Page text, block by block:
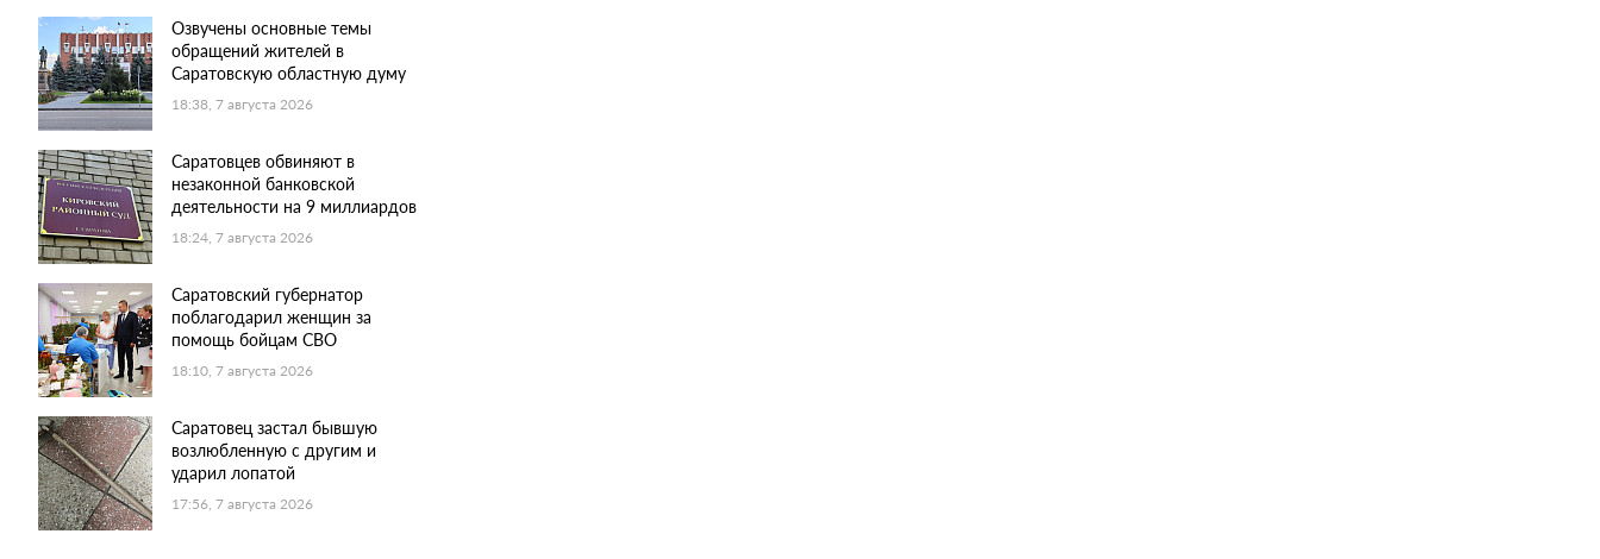
Озвучены основные темы
обращений жителей в
Саратовскую областную думу
18:38, 7 августа 2026
Саратовцев обвиняют в
незаконной банковской
деятельности на 9 миллиардов
18:24, 7 августа 2026
Саратовский губернатор
поблагодарил женщин за
помощь бойцам СВО
18:10, 7 августа 2026
Саратовец застал бывшую
возлюбленную с другим и
ударил лопатой
17:56, 7 августа 2026